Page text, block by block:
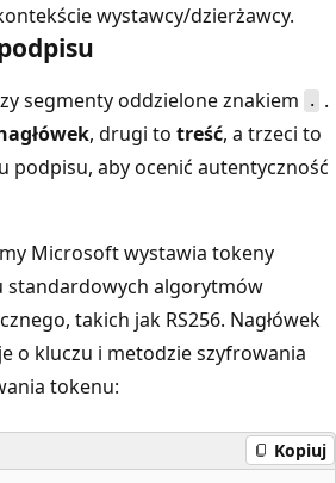
wystawcy/dzierżawcy.
segmenty oddzielone znakiem .
.
, drugi to treść, a trzeci to
podpisu, aby ocenić autentyczność
Microsoft wystawia tokeny
standardowych algorytmów
takich jak RS256. Nagłówek
o kluczu i metodzie szyfrowania
tokenu:
Kopiuj